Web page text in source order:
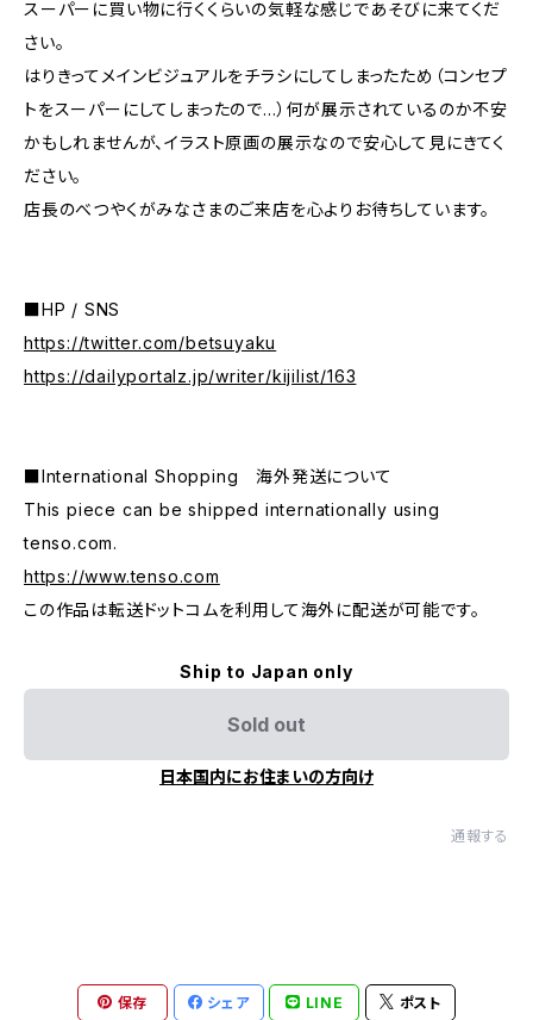
スーパーに買い物に行くくらいの気軽な感じであそびに来てくだ
さい。
はりきってメインビジュアルをチラシにしてしまったため（コンセプ
トをスーパーにしてしまったので…）何が展示されているのか不安
かもしれませんが、イラスト原画の展示なので安心して見にきてく
ださい。
店長のべつやくがみなさまのご来店を心よりお待ちしています。
■HP / SNS
https://twitter.com/betsuyaku
https://dailyportalz.jp/writer/kijilist/163
■International Shopping 海外発送について
This piece can be shipped internationally using
tenso.com.
https://www.tenso.com
この作品は転送ドットコムを利用して海外に配送が可能です。
Ship to Japan only
Sold out
日本国内にお住まいの方向け
通報する
保存 シェア LINE ポスト